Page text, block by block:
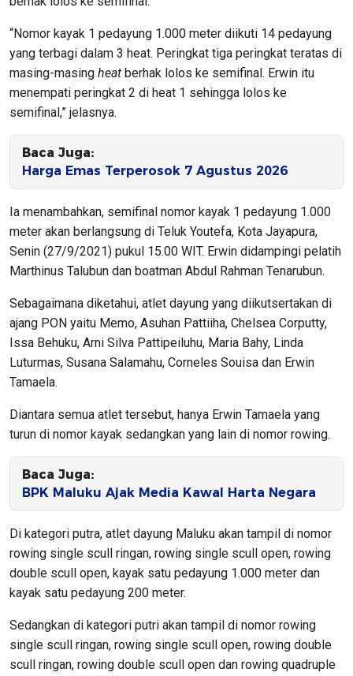
“Nomor kayak 1 pedayung 1.000 meter diikuti 14 pedayung
yang terbagi dalam 3 heat. Peringkat tiga peringkat teratas di
masing-masing heat berhak lolos ke semifinal. Erwin itu
menempati peringkat 2 di heat 1 sehingga lolos ke
semifinal,” jelasnya.
Baca Juga:
Harga Emas Terperosok 7 Agustus 2026
Ia menambahkan, semifinal nomor kayak 1 pedayung 1.000
meter akan berlangsung di Teluk Youtefa, Kota Jayapura,
Senin (27/9/2021) pukul 15.00 WIT. Erwin didampingi pelatih
Marthinus Talubun dan boatman Abdul Rahman Tenarubun.
Sebagaimana diketahui, atlet dayung yang diikutsertakan di
ajang PON yaitu Memo, Asuhan Pattiiha, Chelsea Corputty,
Issa Behuku, Arni Silva Pattipeiluhu, Maria Bahy, Linda
Luturmas, Susana Salamahu, Corneles Souisa dan Erwin
Tamaela.
Diantara semua atlet tersebut, hanya Erwin Tamaela yang
turun di nomor kayak sedangkan yang lain di nomor rowing.
Baca Juga:
BPK Maluku Ajak Media Kawal Harta Negara
Di kategori putra, atlet dayung Maluku akan tampil di nomor
rowing single scull ringan, rowing single scull open, rowing
double scull open, kayak satu pedayung 1.000 meter dan
kayak satu pedayung 200 meter.
Sedangkan di kategori putri akan tampil di nomor rowing
single scull ringan, rowing single scull open, rowing double
scull ringan, rowing double scull open dan rowing quadruple